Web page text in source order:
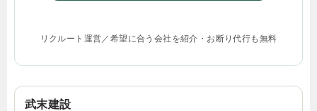
リクルート運営／希望に合う会社を紹介・お断り代行も無料
武末建設